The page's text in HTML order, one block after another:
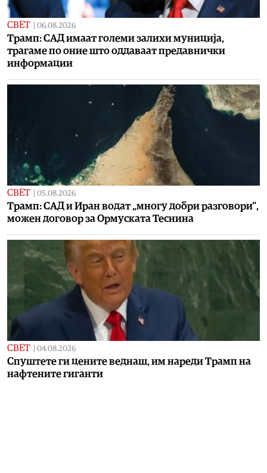
СВЕТ 06.08.2026
Трамп: САД имаат големи залихи муниција,
трагаме по оние што оддаваат предавнички
информации
СВЕТ 05.08.2026
Трамп: САД и Иран водат „многу добри разговори“,
можен договор за Ормуската Теснина
СВЕТ 04.08.2026
Спуштете ги цените веднаш, им нареди Трамп на
нафтените гиганти